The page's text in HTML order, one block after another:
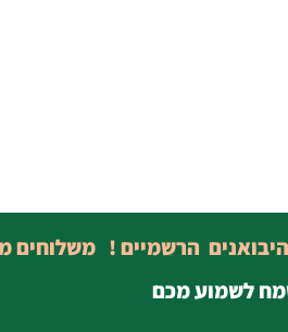
לשמוע מכם
הרשמיים ! משלוחים